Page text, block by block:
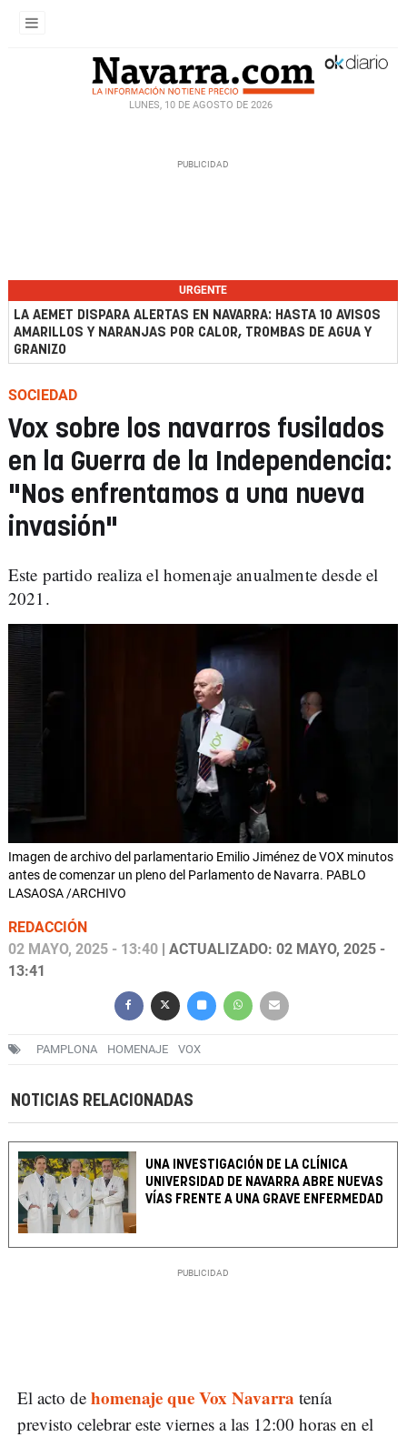
LUNES, 10 DE AGOSTO DE 2026
URGENTE
LA AEMET DISPARA ALERTAS EN NAVARRA: HASTA 10 AVISOS
AMARILLOS Y NARANJAS POR CALOR, TROMBAS DE AGUA Y
GRANIZO
SOCIEDAD
Vox sobre los navarros fusilados
en la Guerra de la Independencia:
"Nos enfrentamos a una nueva
invasión"
Este partido realiza el homenaje anualmente desde el
2021.
Imagen de archivo del parlamentario Emilio Jiménez de VOX minutos
antes de comenzar un pleno del Parlamento de Navarra. PABLO
LASAOSA /ARCHIVO
REDACCIÓN
02 MAYO, 2025 - 13:40 | ACTUALIZADO: 02 MAYO, 2025 -
13:41
PAMPLONA HOMENAJE VOX
NOTICIAS RELACIONADAS
UNA INVESTIGACIÓN DE LA CLÍNICA
UNIVERSIDAD DE NAVARRA ABRE NUEVAS
VÍAS FRENTE A UNA GRAVE ENFERMEDAD
El acto de homenaje que Vox Navarra tenía
previsto celebrar este viernes a las 12:00 horas en el